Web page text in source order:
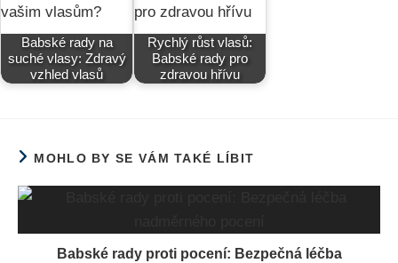
Babské rady na
suché vlasy: Zdravý
vzhled vlasů
Rychlý růst vlasů:
Babské rady pro
zdravou hřívu
MOHLO BY SE VÁM TAKÉ LÍBIT
Babské rady proti pocení: Bezpečná léčba